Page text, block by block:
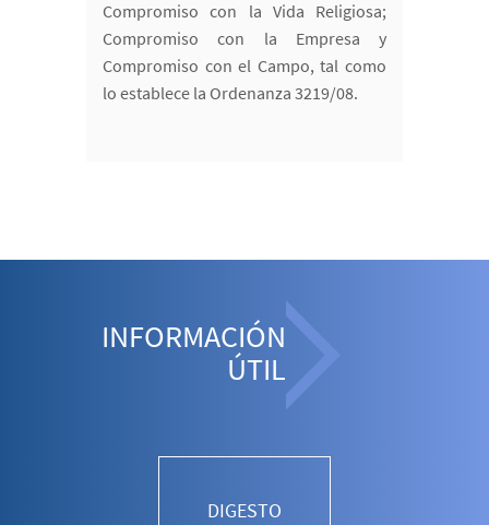
Compromiso con la Vida Religiosa;
Compromiso con la Empresa y
Compromiso con el Campo, tal como
lo establece la Ordenanza 3219/08.
INFORMACIÓN
ÚTIL
DIGESTO